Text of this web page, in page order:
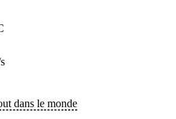
dans le monde